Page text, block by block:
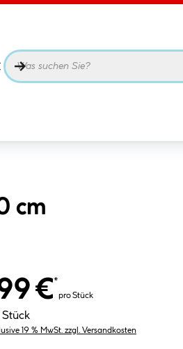
cm
€*
pro Stück
1 Stück
19 % MwSt. zzgl. Versandkosten